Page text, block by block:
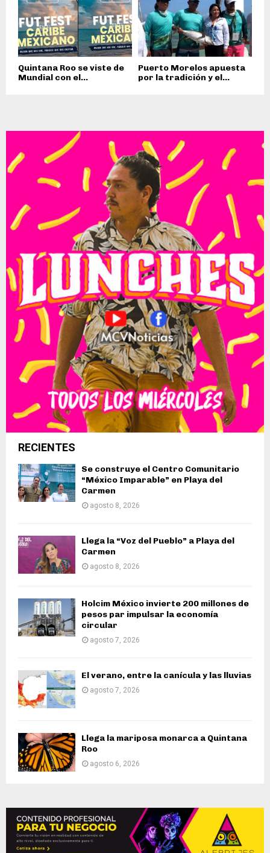
Quintana Roo se viste de
Mundial con el...
Puerto Morelos apuesta
por la tradición y el...
RECIENTES
Se construye el Centro Comunitario
“México Imparable” en Playa del
Carmen
agosto 8, 2026
Llega la “Voz del Pueblo” a Playa del
Carmen
agosto 8, 2026
Holcim México invierte 200 millones de
pesos par impulsar la economía
circular
agosto 7, 2026
El verano, entre la canícula y las lluvias
agosto 7, 2026
Llega la mariposa monarca a Quintana
Roo
agosto 6, 2026